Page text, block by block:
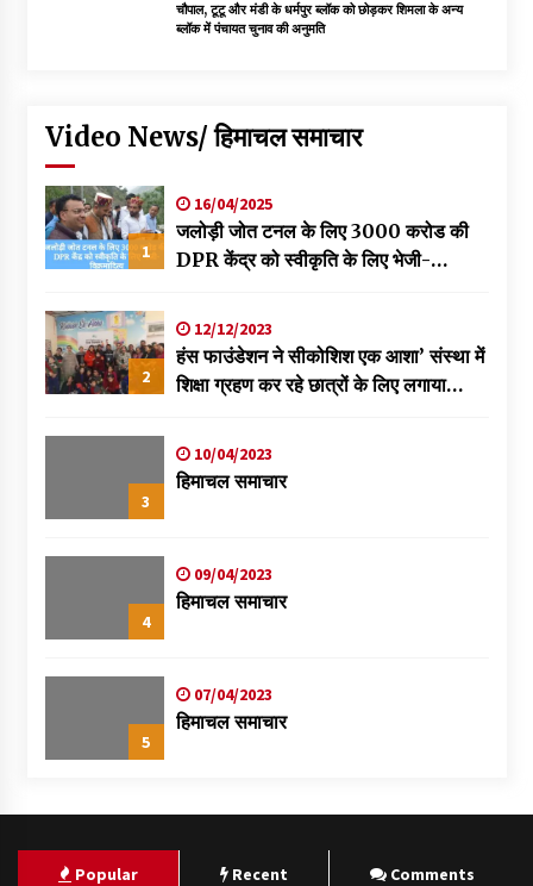
चौपाल, टूटू और मंडी के धर्मपुर ब्लॉक को छोड़कर शिमला के अन्य
ब्लॉक में पंचायत चुनाव की अनुमति
Video News/ हिमाचल समाचार
1
16/04/2025
जलोड़ी जोत टनल के लिए 3000 करोड की
DPR केंद्र को स्वीकृति के लिए भेजी-
2
12/12/2023
हंस फाउंडेशन ने सीकोशिश एक आशा’ संस्था में
शिक्षा ग्रहण कर रहे छात्रों के लिए लगाया
3
10/04/2023
हिमाचल समाचार
4
09/04/2023
हिमाचल समाचार
5
07/04/2023
हिमाचल समाचार
Popular Recent Comments